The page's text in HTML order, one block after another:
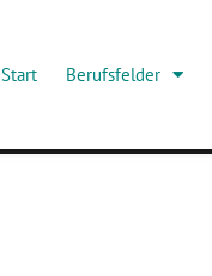
Start Berufsfelder